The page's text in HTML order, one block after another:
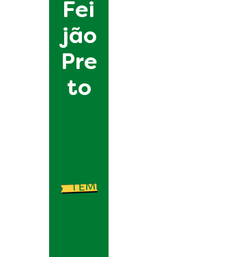
Fei
jão
Pre
to
TEMPO